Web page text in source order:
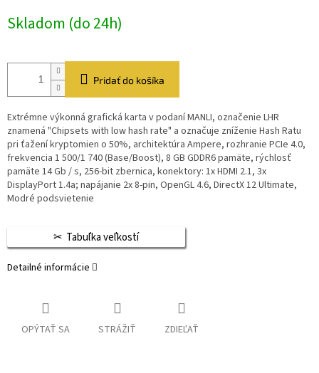
cena:
Skladom (do 24h)
Pridať do košíka
Extrémne výkonná grafická karta v podaní MANLI, označenie LHR
znamená "Chipsets with low hash rate" a označuje zníženie Hash Ratu
pri ťažení kryptomien o 50%, architektúra Ampere, rozhranie PCIe 4.0,
frekvencia 1 500/1 740 (Base/Boost), 8 GB GDDR6 pamäte, rýchlosť
pamäte 14 Gb / s, 256-bit zbernica, konektory: 1x HDMI 2.1, 3x
DisplayPort 1.4a; napájanie 2x 8-pin, OpenGL 4.6, DirectX 12 Ultimate,
Modré podsvietenie
Tabuľka veľkostí
Detailné informácie
OPÝTAŤ SA STRÁŽIŤ ZDIEĽAŤ